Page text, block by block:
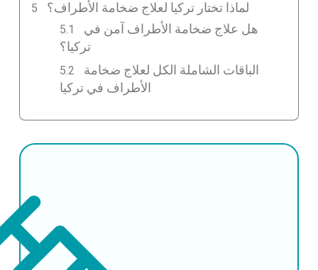
لماذا تختار تركيا لعلاج ضخامة الأطراف؟
هل علاج ضخامة الأطراف آمن في
تركيا؟
الباقات الشاملة الكل لعلاج ضخامة
الأطراف في تركيا